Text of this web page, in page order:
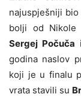
najuspješniji
bolji od Nikole
Sergej Počuča i
godina naslov
koji je u finalu
vrata stavili su